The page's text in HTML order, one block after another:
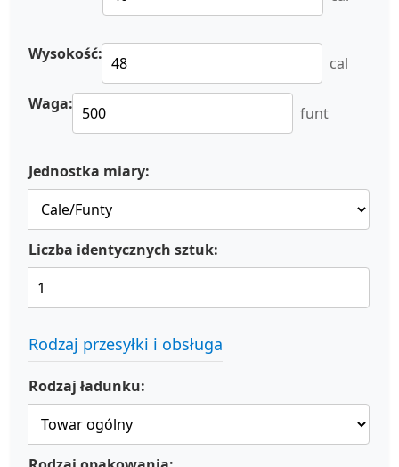
Wysokość: cal
Waga: funt
Jednostka miary:
Liczba identycznych sztuk:
Rodzaj przesyłki i obsługa
Rodzaj ładunku: